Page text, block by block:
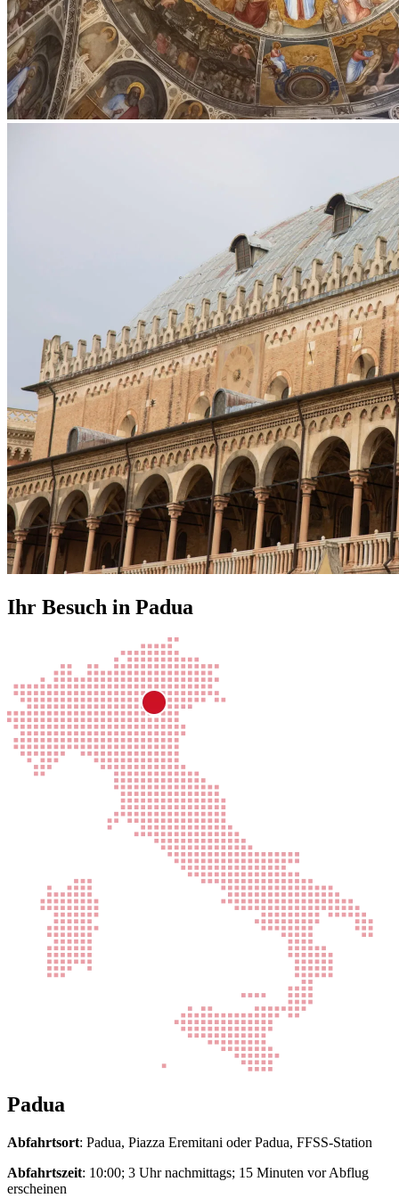
Ihr Besuch in Padua
Padua
Abfahrtsort: Padua, Piazza Eremitani oder Padua, FFSS-Station
Abfahrtszeit: 10:00; 3 Uhr nachmittags; 15 Minuten vor Abflug
erscheinen